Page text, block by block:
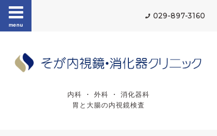
menu
029-897-3160
内科 ・ 外科 ・ 消化器科
胃と大腸の内視鏡検査